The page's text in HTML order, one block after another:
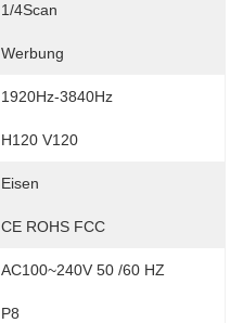
1/4Scan
Werbung
1920Hz-3840Hz
H120 V120
Eisen
CE ROHS FCC
AC100~240V 50 /60 HZ
P8